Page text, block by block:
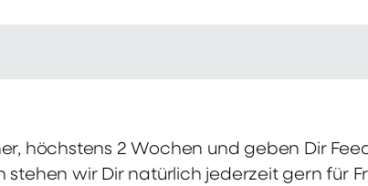
höchstens 2 Wochen und geben Dir
stehen wir Dir natürlich jederzeit gern für